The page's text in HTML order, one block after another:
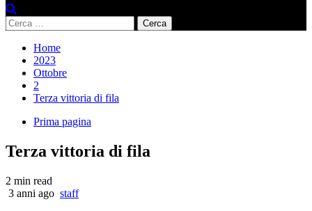
Ricerca
per:
Home
2023
Ottobre
2
Terza vittoria di fila
Prima pagina
Terza vittoria di fila
2 min read
3 anni ago staff